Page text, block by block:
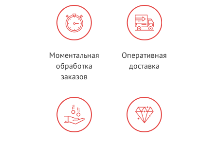
Моментальная
обработка
заказов
Оперативная
доставка